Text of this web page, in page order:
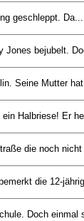
geschleppt. Da...
Jones bejubelt.
Seine Mutter
Halbriese! Er
die noch
die 12-
Doch einmal